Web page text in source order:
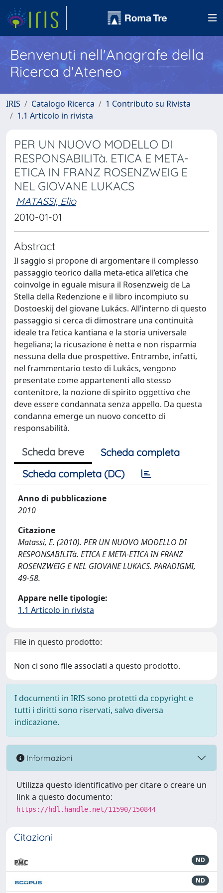
Benvenuti nell'Anagrafe della
Ricerca d'Ateneo
IRIS Catalogo Ricerca
1 Contributo su Rivista
1.1 Articolo in rivista
PER UN NUOVO MODELLO DI
RESPONSABILITà. ETICA E META-
ETICA IN FRANZ ROSENZWEIG E
NEL GIOVANE LUKACS
MATASSI, Elio
2010-01-01
Abstract
Il saggio si propone di argomentare il complesso
passaggio teorico dalla meta-etica all’etica che
coinvolge in eguale misura il Rosenzweig de La
Stella della Redenzione e il libro incompiuto su
Dostoeskij del giovane Lukács. All’interno di questo
passaggio si cerca di dimostrare una continuità
ideale tra l’etica kantiana e la storia universale
hegeliana; la ricusazione è netta e non risparmia
nessuna della due prospettive. Entrambe, infatti,
nel frammentario testo di Lukács, vengono
presentate come appartenenti allo stesso
contenitore, la nozione di spirito oggettivo che
deve essere condannata senza appello. Da questa
condanna emerge un nuovo concetto di
responsabilità.
Scheda breve
Scheda completa
Scheda completa (DC)
Anno di pubblicazione
2010
Citazione
Matassi, E. (2010). PER UN NUOVO MODELLO DI
RESPONSABILITà. ETICA E META-ETICA IN FRANZ
ROSENZWEIG E NEL GIOVANE LUKACS. PARADIGMI,
49-58.
Appare nelle tipologie:
1.1 Articolo in rivista
File in questo prodotto:
Non ci sono file associati a questo prodotto.
I documenti in IRIS sono protetti da copyright e
tutti i diritti sono riservati, salvo diversa
indicazione.
Informazioni
Utilizza questo identificativo per citare o creare un
link a questo documento:
https://hdl.handle.net/11590/150844
Citazioni
ND
ND